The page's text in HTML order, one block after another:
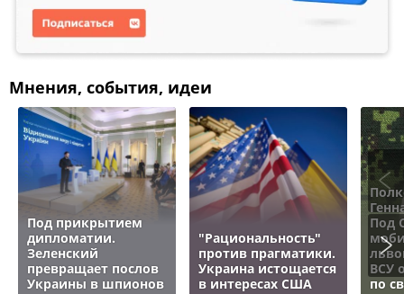
Мнения, события, идеи
Под прикрытием
дипломатии.
Зеленский
превращает послов
Украины в шпионов
"Рациональность"
против прагматики.
Украина истощается
в интересах США
Под
ВСУ
по